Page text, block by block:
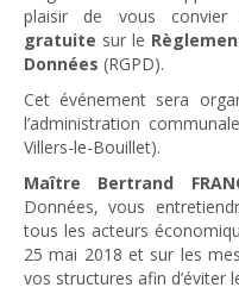
plaisir de vous
gratuite sur le
Données (RGPD).
Cet événement sera
l’administration
Villers-le-Bouillet).
Maître Bertrand
Données, vous
tous les acteurs
25 mai 2018 et sur les
vos structures afin d’éviter